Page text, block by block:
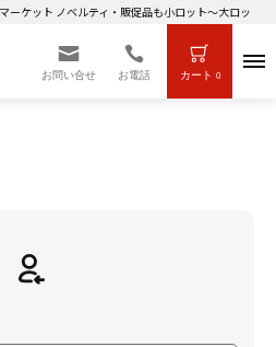
ーケット ノベルティ・販促品も小ロット～大ロット
お問い合せ お電話 カート 0